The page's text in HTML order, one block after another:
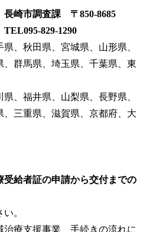
長崎市調査課 〒850-8685
829-1290
、秋田県、宮城県、山形県、
群馬県、埼玉県、千葉県、東
、福井県、山梨県、長野県、
三重県、滋賀県、京都府、大
受給者証の申請から交付までの
。
治療支援事業 手続きの流れに